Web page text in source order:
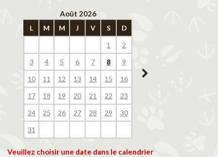
Août 2026
L M M J V S D
1 2
3 4 5 6 7 8 9
10 11 12 13 14 15 16
17 18 19 20 21 22 23
24 25 26 27 28 29 30
31
14
Veuillez choisir une date dans le calendrier